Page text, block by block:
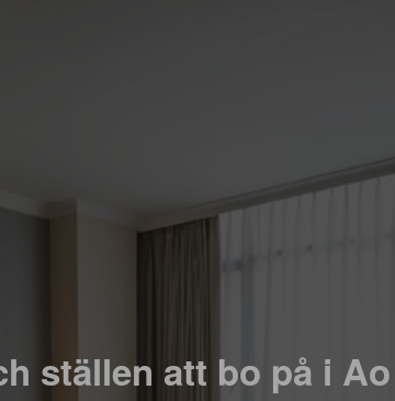
ställen att bo på i